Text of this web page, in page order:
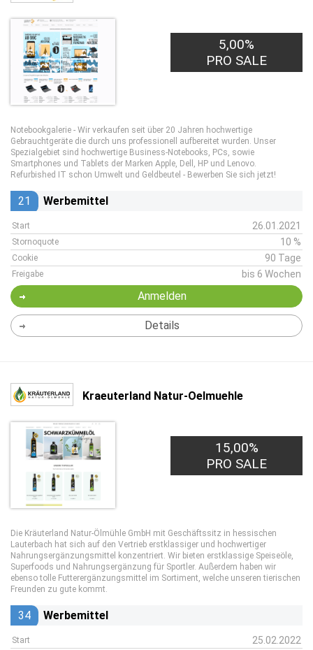
5,00%
PRO SALE
Notebookgalerie - Wir verkaufen seit über 20 Jahren hochwertige
Gebrauchtgeräte die durch uns professionell aufbereitet wurden. Unser
Spezialgebiet sind hochwertige Business-Notebooks, PCs, sowie
Smartphones und Tablets der Marken Apple, Dell, HP und Lenovo.
Refurbished IT schon Umwelt und Geldbeutel - Bewerben Sie sich jetzt!
21 Werbemittel
Start 26.01.2021
Stornoquote 10 %
Cookie 90 Tage
Freigabe bis 6 Wochen
Anmelden
Details
Kraeuterland Natur-Oelmuehle
15,00%
PRO SALE
Die Kräuterland Natur-Ölmühle GmbH mit Geschäftssitz in hessischen
Lauterbach hat sich auf den Vertrieb erstklassiger und hochwertiger
Nahrungsergänzungsmittel konzentriert. Wir bieten erstklassige Speiseöle,
Superfoods und Nahrungsergänzung für Sportler. Außerdem haben wir
ebenso tolle Futterergänzungsmittel im Sortiment, welche unseren tierischen
Freunden zu gute kommt.
34 Werbemittel
Start 25.02.2022